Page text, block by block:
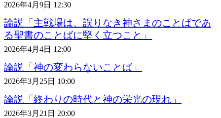
2026年4月9日 12:30
論説「主戦場は、誤りなき神さまのことばであ
る聖書のことばに堅く立つこと」
2026年4月4日 12:00
論説「神の変わらないことば」
2026年3月25日 10:00
論説「終わりの時代と神の栄光の現れ」
2026年3月21日 20:00